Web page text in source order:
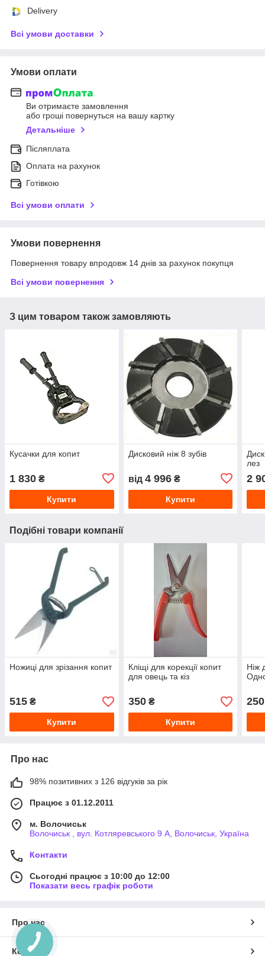
Delivery
Всі умови доставки
Умови оплати
Ви отримаєте замовлення
або гроші повернуться на вашу картку
Детальніше
Післяплата
Оплата на рахунок
Готівкою
Всі умови оплати
Умови повернення
Повернення товару впродовж 14 днів за рахунок покупця
Всі умови повернення
З цим товаром також замовляють
Кусачки для копит
1 830 ₴
Купити
Дисковий ніж 8 зубів
від 4 996₴
Купити
лез
2
Подібні товари компанії
Ножиці для зрізання копит
515 ₴
Купити
Кліщі для корекції копит
для овець та кіз
350₴
Купити
Ніж
250
Про нас
98% позитивних з 126 відгуків за рік
Працює з 01.12.2011
м. Волочиськ
Волочиськ , вул. Котляревського 9 А, Волочиськ, Україна
Контакти
Сьогодні працює з 10:00 до 12:00
Показати весь графік роботи
Про нас
Контакти